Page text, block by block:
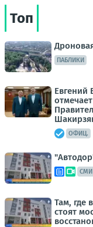
Топ
ПАБЛИКИ
Евгений
ОФИЦ.
СМИ
Там, где
стоят